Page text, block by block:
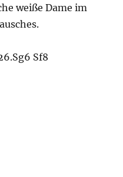
weiße Dame im
Sf8